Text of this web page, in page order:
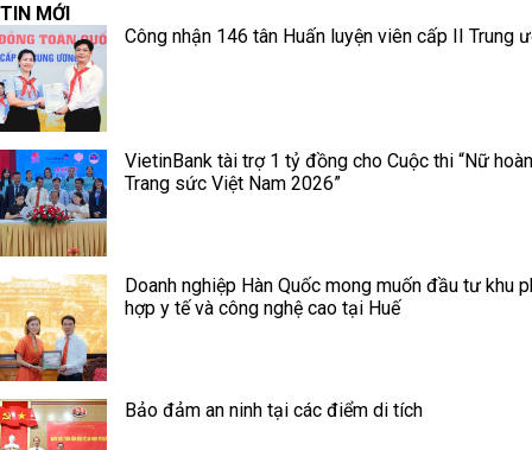
TIN MỚI
Công nhận 146 tân Huấn luyện viên cấp II Trung
VietinBank tài trợ 1 tỷ đồng cho Cuộc thi “Nữ
Trang sức Việt Nam 2026”
Doanh nghiệp Hàn Quốc mong muốn đầu tư khu
hợp y tế và công nghệ cao tại Huế
Bảo đảm an ninh tại các điểm di tích